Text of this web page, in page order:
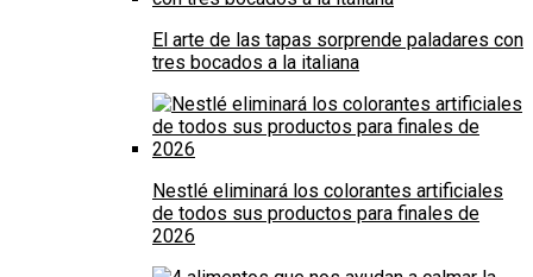
El arte de las tapas sorprende paladares con
tres bocados a la italiana
Nestlé eliminará los colorantes artificiales
de todos sus productos para finales de
2026